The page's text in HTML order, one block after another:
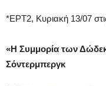
*ΕΡΤ2, Κυριακή 13/07
«Η Συμμορία των
Σόντερμπεργκ